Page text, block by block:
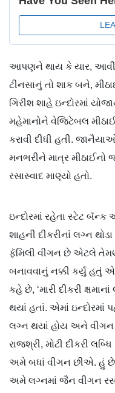
આપણને થાય કે યાર, આવી
ટીનસાનું તો શાક બને,
ગિરીશ શાહે ઇન્દોરમાં
મહેમાનોને વેજિટેબલ
કરાવી દીધી હતી.
મનભરીને માત્ર
રસાસ્વાદ માણ્યો હતો.
ઇન્દોરમાં રહેતા સ્ટેટ બૅન્ક
શાહની દીકરીનાં લગ્ન
ફૅમિલી વીગન છે એટલે
બનાવવાનું નક્કી કર્યું હતું
કહે છે, ‘મારી દીકરી
થયાં હતાં. એમાં
લગ્ન થયાં હોય અને વીગન
રાજશ્રી, મોટી દીકરી
અમે બધાં વીગન છીએ. હું
અમે લગ્નમાં જૈન વીગન